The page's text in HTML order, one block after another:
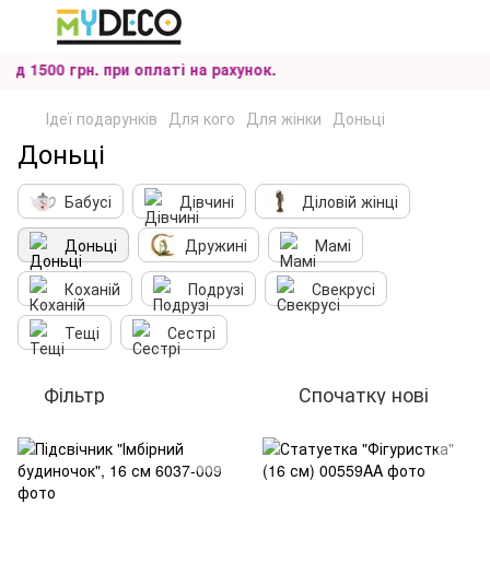
1500 грн. при оплаті на рахунок.
Ідеї подарунків Для кого Для жінки Доньці
Доньці
Бабусі Дівчині
Діловій жінці
Доньці
Дружині
Мамі
Коханій
Подрузі
Свекрусі
Тещі
Сестрі
Фільтр Спочатку нові